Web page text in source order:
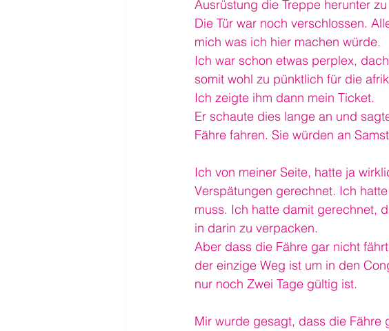
Ausrüstung die Treppe herunter
Die Tür war noch verschlossen.
mich was ich hier machen würde.
Ich war schon etwas perplex,
somit wohl zu pünktlich für die
Ich zeigte ihm dann mein Ticket.
Er schaute dies lange an und
Fähre fahren. Sie würden an
Ich von meiner Seite, hatte ja
Verspätungen gerechnet. Ich
muss. Ich hatte damit gerechnet,
in darin zu verpacken.
Aber dass die Fähre gar nicht
der einzige Weg ist um in den
nur noch Zwei Tage gültig ist.
Mir wurde gesagt, dass die Fähre